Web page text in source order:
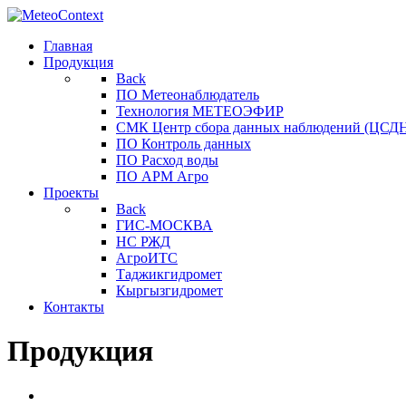
Главная
Продукция
Back
ПО Метеонаблюдатель
Технология МЕТЕОЭФИР
СМК Центр сбора данных наблюдений
ПО Контроль данных
ПО Расход воды
ПО АРМ Агро
Проекты
Back
ГИС-МОСКВА
НС РЖД
АгроИТС
Таджикгидромет
Кыргызгидромет
Контакты
Продукция